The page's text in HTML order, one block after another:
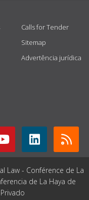
Calls for Tender
Sitemap
Advertência jurídica
Law - Conférence de La
de La Haya de